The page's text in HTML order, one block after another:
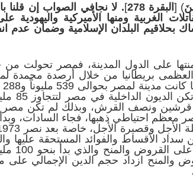
) [ البقرة 278 ]. لا نجافي الصواب إن قلنا
الغربية ومنها الأميركية واليهودية
بحلاقيم البلدان الإسلامية وضمان عدم
على الدول المدينة، فمصر تحولت من
العظمى بريطانيا من خلال أرصدة مجمدة
إسترليني، هذا وكان
قرشين ونصف القرش، وبذلك لم تكن مصر
واحد بل دائنة.. ومع هزيمة يونيو 1967م فقدت مصر معظم احتياطي ذهبها، فجاء
عن سداد الأقساط والفوائد المستحقة عليها
35 مليار دولار خلال
والمنح ازداد حجم الدين الإجمالي